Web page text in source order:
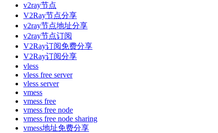
v2ray节点
V2Ray节点分享
v2ray节点地址分享
v2ray节点订阅
V2Ray订阅免费分享
V2Ray订阅分享
vless
vless free server
vless server
vmess
vmess free
vmess free node
vmess free node sharing
vmess地址免费分享